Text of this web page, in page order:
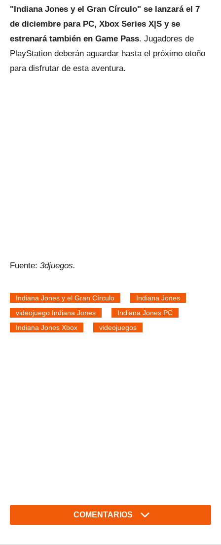
"Indiana Jones y el Gran Círculo" se lanzará el 7
de diciembre para PC, Xbox Series X|S y se
estrenará también en Game Pass. Jugadores de
PlayStation deberán aguardar hasta el próximo otoño
para disfrutar de esta aventura.
Fuente: 3djuegos.
Indiana Jones y el Gran Círculo
Indiana Jones
videojuego Indiana Jones
Indiana Jones PC
Indiana Jones Xbox
videojuegos
COMENTARIOS